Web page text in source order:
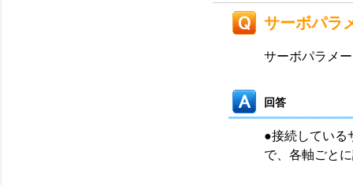
サーボパラ
サーボパラメ
回答
●接続している
で、各軸ごと